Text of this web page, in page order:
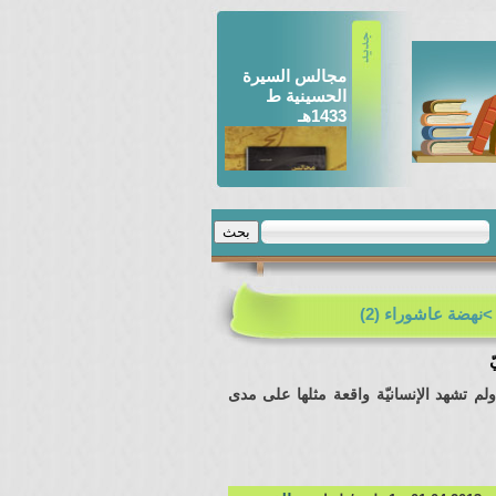
مجالس السيرة
الحسينية ط
1433هـ
مجالس السّيرة
>نهضة عاشوراء (2)
تشهد الإنسانيّة واقعة مثلها على مدى